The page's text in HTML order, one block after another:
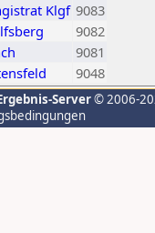
Klgf 9083
9082
9081
9048
Server© 2006-